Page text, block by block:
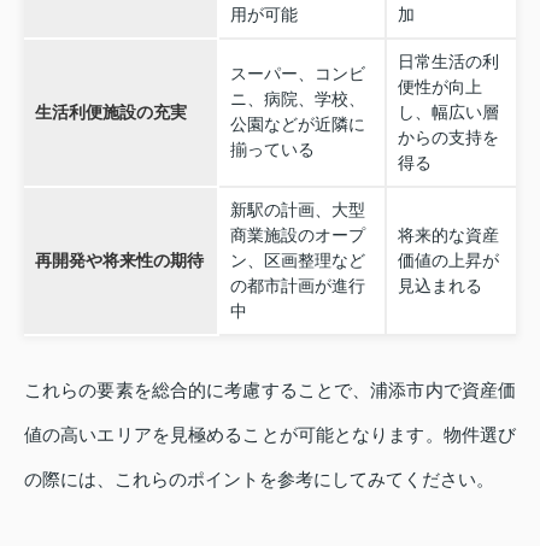
用が可能
加
生活利便施設の充実
スーパー、コンビ
ニ、病院、学校、
公園などが近隣に
揃っている
日常生活の利
便性が向上
し、幅広い層
からの支持を
得る
再開発や将来性の期待
新駅の計画、大型
商業施設のオープ
ン、区画整理など
の都市計画が進行
中
将来的な資産
価値の上昇が
見込まれる
これらの要素を総合的に考慮することで、浦添市内で資産価
値の高いエリアを見極めることが可能となります。物件選び
の際には、これらのポイントを参考にしてみてください。